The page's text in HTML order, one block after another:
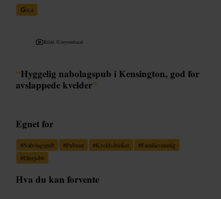
4,4
Bilde /Useyourlocal
“Hyggelig nabolagspub i Kensington, god for
avslappede kvelder”
Egnet for
#Nabolagspub #Pubmat #Kveldsdrinker #Familievennlig
#Etterjobb
Hva du kan forvente